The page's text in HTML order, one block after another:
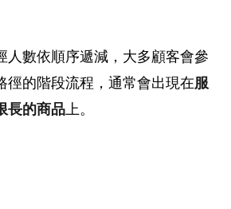
人數依順序遞減，大多顧客會參
徑的階段流程，通常會出現在服
長的商品 上。